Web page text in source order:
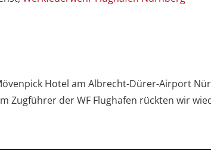
Hotel am Albrecht-Dürer-Airport
Zugführer der WF Flughafen rückten wir